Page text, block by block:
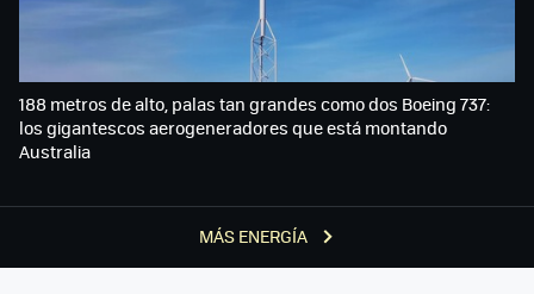
MÁS ENERGÍA
188 metros de alto, palas tan grandes como dos Boeing 737:
los gigantescos aerogeneradores que está montando
Australia